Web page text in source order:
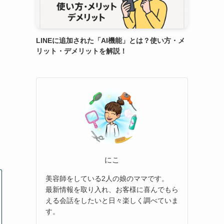
LINEに追加された「AI機能」とは？使い方・メ
リット・デメリットを解説！
にこ
美容師をしている2人の娘のママです。
最新情報を取り入れ、お客様に喜んでもら
える会話をしたいと日々楽しく調べていま
す。